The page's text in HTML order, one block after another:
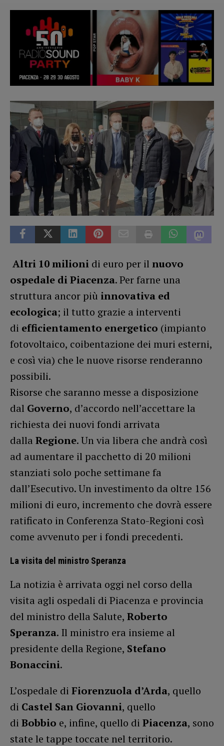
Altri 10 milioni di euro per il nuovo
ospedale di Piacenza. Per farne una
struttura ancor più innovativa ed
ecologica; il tutto grazie a interventi
di efficientamento energetico (impianto
fotovoltaico, coibentazione dei muri esterni,
e così via) che le nuove risorse renderanno
possibili.
Risorse che saranno messe a disposizione
dal Governo, d’accordo nell’accettare la
richiesta dei nuovi fondi arrivata
dalla Regione. Un via libera che andrà così
ad aumentare il pacchetto di 20 milioni
stanziati solo poche settimane fa
dall’Esecutivo. Un investimento da oltre 156
milioni di euro, incremento che dovrà essere
ratificato in Conferenza Stato-Regioni così
come avvenuto per i fondi precedenti.
La visita del ministro Speranza
La notizia è arrivata oggi nel corso della
visita agli ospedali di Piacenza e provincia
del ministro della Salute, Roberto
Speranza. Il ministro era insieme al
presidente della Regione, Stefano
Bonaccini.
L’ospedale di Fiorenzuola d’Arda, quello
di Castel San Giovanni, quello
di Bobbio e, infine, quello di Piacenza, sono
state le tappe toccate nel territorio.